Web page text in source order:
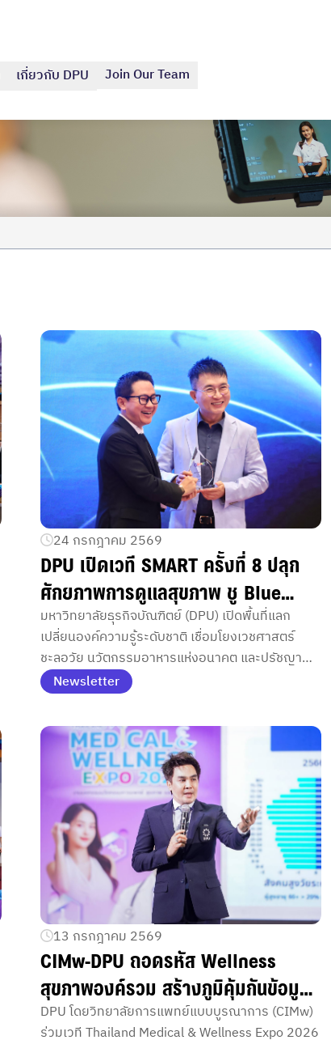
เกี่ยวกับ DPU Join Our Team
24 กรกฎาคม 2569
DPU เปิดเวที SMART ครั้งที่ 8 ปลุก
ศักยภาพการดูแลสุขภาพ ชู Blue
Zone ผสาน Functional Food ลด
เสี่ยงโรคเรื้อรัง สร้างชีวิตยืนยาว
อย่างมีคุณภาพ
มหาวิทยาลัยธุรกิจบัณฑิตย์ (DPU) เปิดพื้นที่แลก
เปลี่ยนองค์ความรู้ระดับชาติ เชื่อมโยงเวชศาสตร์
ชะลอวัย นวัตกรรมอาหารแห่งอนาคต และปรัชญา
การใช้ชีวิตแบบบลูโซน มุ่งยกระดับการดูแลสุขภาพเชิง
ป้องกัน พร้อมต่อยอดสู่นวัตกรรมสุขภาพตอบโจทย์ผู้
บริโภคและภาคธุรกิจ
Newsletter
13 กรกฎาคม 2569
CIMw-DPU ถอดรหัส Wellness
สุขภาพองค์รวม สร้างภูมิคุ้มกันข้อมูล
สุขภาพยุคดิจิทัล
DPU โดยวิทยาลัยการแพทย์แบบบูรณาการ (CIMw)
ร่วมเวที Thailand Medical & Wellness Expo 2026